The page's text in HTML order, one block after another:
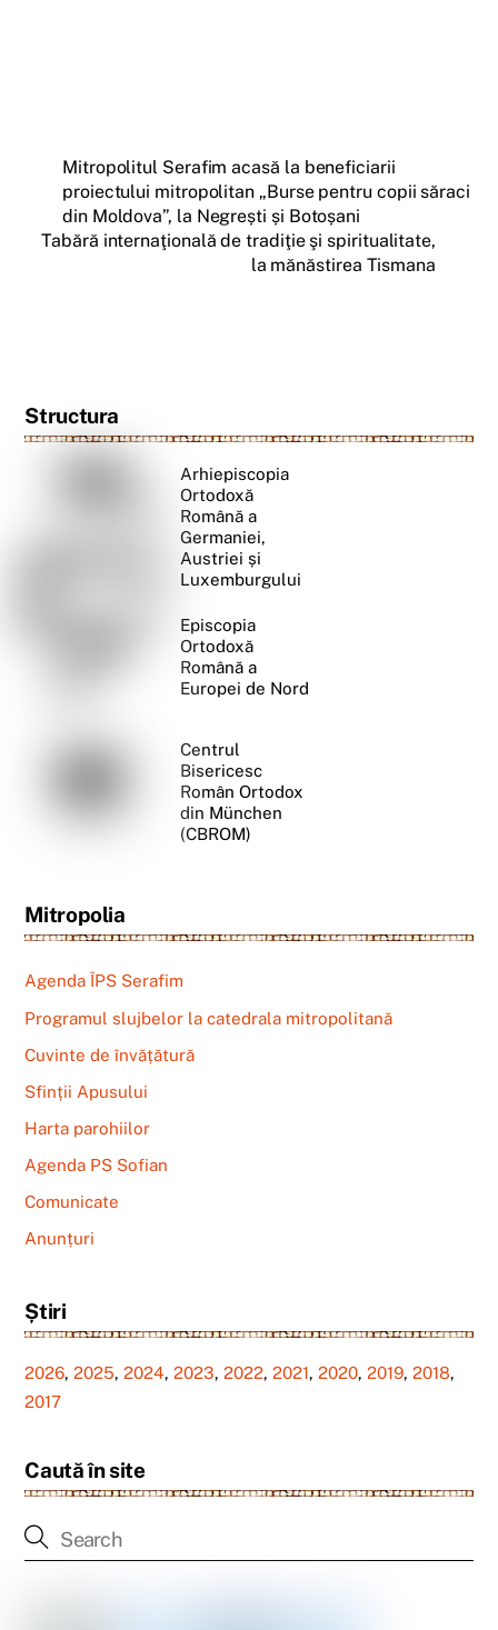
Mitropolitul Serafim acasă la beneficiarii
proiectului mitropolitan „Burse pentru copii săraci
din Moldova”, la Negrești și Botoșani
Tabără internaţională de tradiţie şi spiritualitate,
la mănăstirea Tismana
Structura
Arhiepiscopia
Ortodoxă
Română a
Germaniei,
Austriei și
Luxemburgului
Episcopia
Ortodoxă
Română a
Europei de Nord
Centrul
Bisericesc
Român Ortodox
din München
(CBROM)
Mitropolia
Agenda ÎPS Serafim
Programul slujbelor la catedrala mitropolitană
Cuvinte de învățătură
Sfinții Apusului
Harta parohiilor
Agenda PS Sofian
Comunicate
Anunțuri
Știri
2026,2025,2024,2023,2022,2021,2020,2019,2018,
2017
Caută în site